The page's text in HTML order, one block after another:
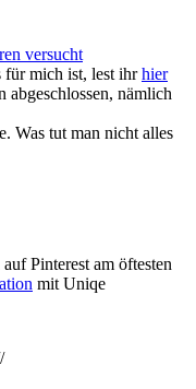
versucht
für mich ist, lest ihrhier
nämlich
Was tut man nicht alles
Pinterest am öftesten
mit Uniqe